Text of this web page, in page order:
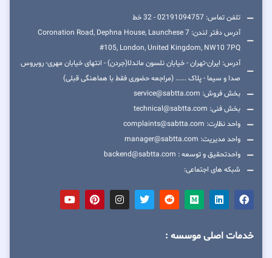
تلفن تماس: 02191094757 - 32 خط
آدرس دفتر لندن: 7 Coronation Road, Dephna House, Launchese
#105, London, United Kingdom, NW10 7PQ
آدرس: ایران-تهران - خیابان نلسون ماندلا(جردن) - انتهای خیابان مهری- روبروس
صدا و سیما - پلاک ...... (مراجعه حضوری فقط با هماهنگی قبلی)
بخش فروش: service@sabtta.com
بخش فنی: technical@sabtta.com
واحد نظارت: complaints@sabtta.com
واحد مدیریت: manager@sabtta.com
واحدتحقیق و توسعه : backend@sabtta.com
شبکه های اجتماعی:
خدمات اصلی موسسه :